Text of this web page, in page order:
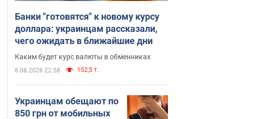
Банки "готовятся" к новому курсу
доллара: украинцам рассказали,
чего ожидать в ближайшие дни
Каким будет курс валюты в обменниках
6.08.2026 22:58 152,5 т.
Украинцам обещают по
850 грн от мобильных